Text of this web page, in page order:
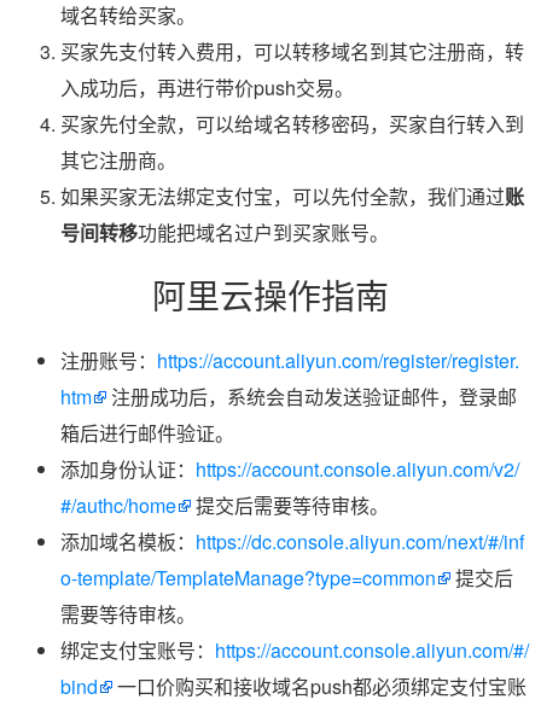
域名转给买家。
买家先支付转入费用，可以转移域名到其它注册商，转
入成功后，再进行带价push交易。
买家先付全款，可以给域名转移密码，买家自行转入到
其它注册商。
如果买家无法绑定支付宝，可以先付全款，我们通过账
号间转移功能把域名过户到买家账号。
阿里云操作指南
注册账号： https://account.aliyun.com/register/register.
htm
注册成功后，系统会自动发送验证邮件，登录邮
箱后进行邮件验证。
添加身份认证： https://account.console.aliyun.com/v2/
#/authc/home
提交后需要等待审核。
添加域名模板： https://dc.console.aliyun.com/next/#/inf
o-template/TemplateManage?type=common
提交后
需要等待审核。
绑定支付宝账号： https://account.console.aliyun.com/#/
bind
一口价购买和接收域名push都必须绑定支付宝账